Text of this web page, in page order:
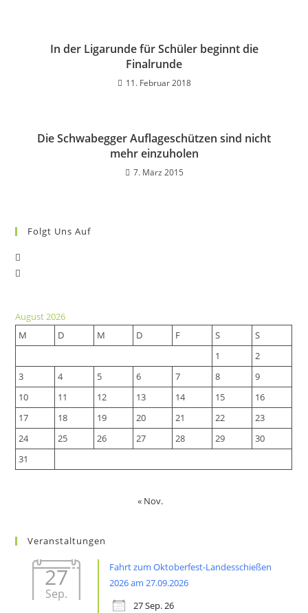
In der Ligarunde für Schüler beginnt die
Finalrunde
11. Februar 2018
Die Schwabegger Auflageschützen sind nicht
mehr einzuholen
7. März 2015
Folgt Uns Auf
tab
new
tab
August 2026
M
D M D F S
S
1
2
3
4 5 6 7 8
9
10
11 12 13 14 15
16
17
18 19 20 21 22
23
24
25 26 27 28 29
30
31
« Nov.
Veranstaltungen
27
Sep.
Fahrt zum Oktoberfest-Landesschießen
2026 am 27.09.2026
27 Sep. 26